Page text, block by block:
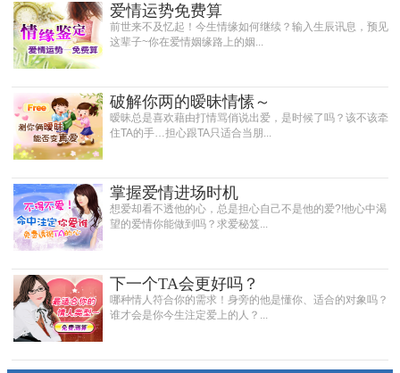
爱情运势免费算
前世来不及忆起！今生情缘如何继续？输入生辰讯息，预见
这辈子~你在爱情姻缘路上的姻...
破解你两的暧昧情愫～
暧昧总是喜欢藉由打情骂俏说出爱，是时候了吗？该不该牵
住TA的手…担心跟TA只适合当朋...
掌握爱情进场时机
想爱却看不透他的心，总是担心自己不是他的爱?!他心中渴
望的爱情你能做到吗？求爱秘笈...
下一个TA会更好吗？
哪种情人符合你的需求！身旁的他是懂你、适合的对象吗？
谁才会是你今生注定爱上的人？...